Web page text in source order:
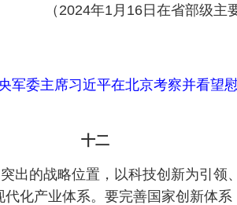
（2024年1月16日在省部级主
军委主席习近平在北京考察并看望
十二
出的战略位置，以科技创新为引
化产业体系。要完善国家创新体